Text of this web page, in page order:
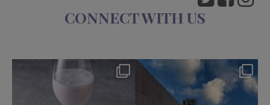
CONNECT WITH US
okura_hotels
okura_hotels
203